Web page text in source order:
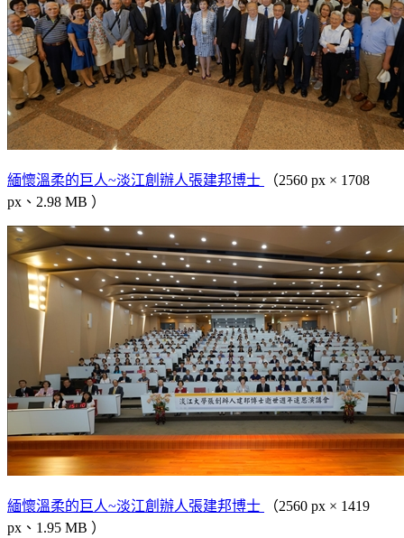
緬懷溫柔的巨人~淡江創辦人張建邦博士
（2560 px × 1708
px、2.98 MB ）
緬懷溫柔的巨人~淡江創辦人張建邦博士
（2560 px × 1419
px、1.95 MB ）